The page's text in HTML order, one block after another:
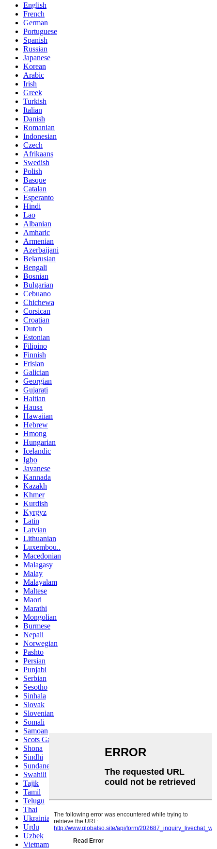
English
French
German
Portuguese
Spanish
Russian
Japanese
Korean
Arabic
Irish
Greek
Turkish
Italian
Danish
Romanian
Indonesian
Czech
Afrikaans
Swedish
Polish
Basque
Catalan
Esperanto
Hindi
Lao
Albanian
Amharic
Armenian
Azerbaijani
Belarusian
Bengali
Bosnian
Bulgarian
Cebuano
Chichewa
Corsican
Croatian
Dutch
Estonian
Filipino
Finnish
Frisian
Galician
Georgian
Gujarati
Haitian
Hausa
Hawaiian
Hebrew
Hmong
Hungarian
Icelandic
Igbo
Javanese
Kannada
Kazakh
Khmer
Kurdish
Kyrgyz
Latin
Latvian
Lithuanian
Luxembou..
Macedonian
Malagasy
Malay
Malayalam
Maltese
Maori
Marathi
Mongolian
Burmese
Nepali
Norwegian
Pashto
Persian
Punjabi
Serbian
Sesotho
Sinhala
Slovak
Slovenian
Somali
Samoan
Scots Gaelic
Shona
Sindhi
Sundanese
Swahili
Tajik
Tamil
Telugu
Thai
Ukrainian
Urdu
Uzbek
Vietnamese